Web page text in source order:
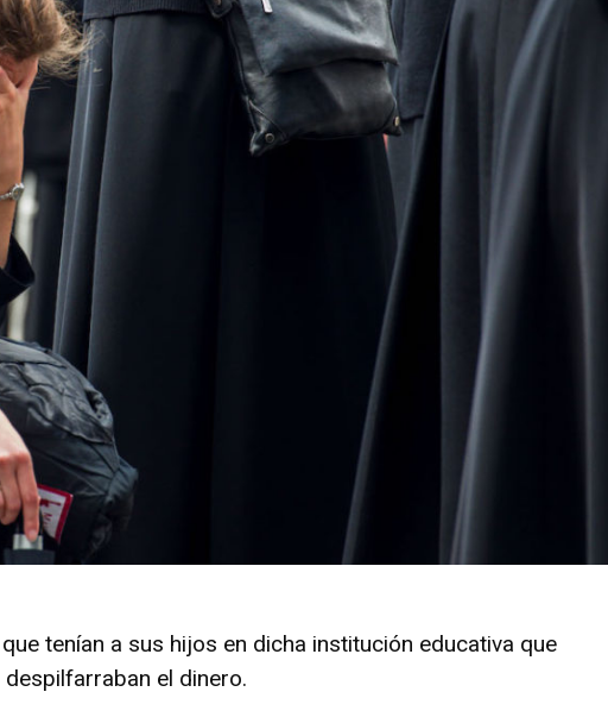
tenían a sus hijos en dicha institución educativa que
el dinero.